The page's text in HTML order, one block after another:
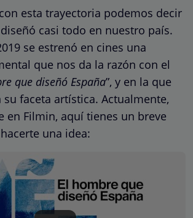
esta trayectoria podemos decir
casi todo en nuestro país.
se estrenó en cines una
que nos da la razón con el
que diseñó España”, y en la que
su faceta artística. Actualmente,
en Filmin, aquí tienes un breve
una idea: